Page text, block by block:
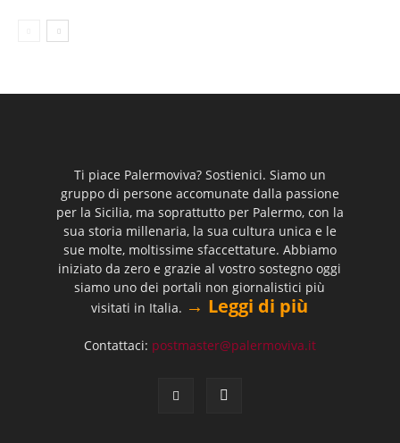
Ti piace Palermoviva? Sostienici. Siamo un
gruppo di persone accomunate dalla passione
per la Sicilia, ma soprattutto per Palermo, con la
sua storia millenaria, la sua cultura unica e le
sue molte, moltissime sfaccettature. Abbiamo
iniziato da zero e grazie al vostro sostegno oggi
siamo uno dei portali non giornalistici più
visitati in Italia. → Leggi di più
Contattaci: postmaster@palermoviva.it